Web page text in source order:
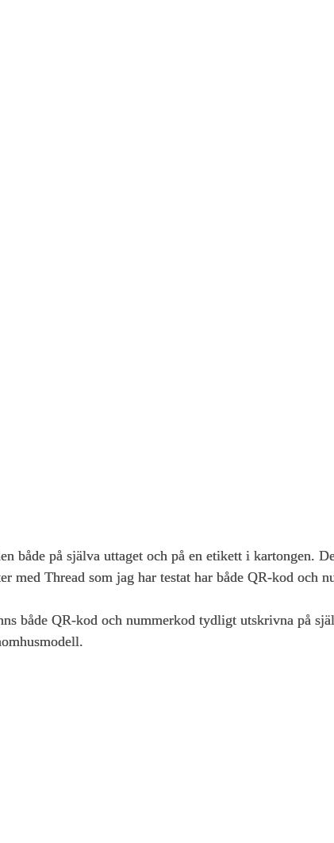
på själva uttaget och på en etikett i kartongen.
med Thread som jag har testat har både QR‑kod och
både QR‑kod och nummerkod tydligt utskrivna på